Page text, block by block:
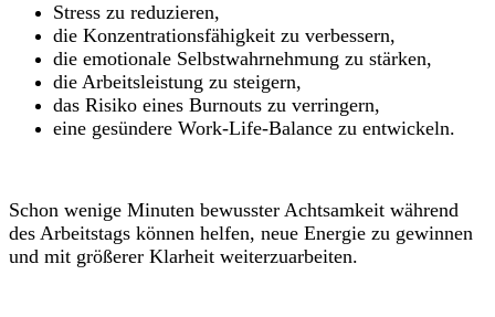
Stress zu reduzieren,
die Konzentrationsfähigkeit zu verbessern,
die emotionale Selbstwahrnehmung zu stärken,
die Arbeitsleistung zu steigern,
das Risiko eines Burnouts zu verringern,
eine gesündere Work-Life-Balance zu entwickeln.
Schon wenige Minuten bewusster Achtsamkeit während
des Arbeitstags können helfen, neue Energie zu gewinnen
und mit größerer Klarheit weiterzuarbeiten.